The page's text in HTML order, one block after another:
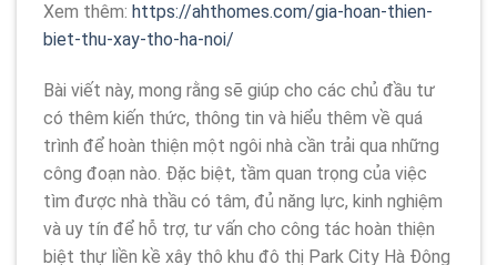
Xem thêm: https://ahthomes.com/gia-hoan-thien-
biet-thu-xay-tho-ha-noi/
Bài viết này, mong rằng sẽ giúp cho các chủ đầu tư
có thêm kiến thức, thông tin và hiểu thêm về quá
trình để hoàn thiện một ngôi nhà cần trải qua những
công đoạn nào. Đặc biệt, tầm quan trọng của việc
tìm được nhà thầu có tâm, đủ năng lực, kinh nghiệm
và uy tín để hỗ trợ, tư vấn cho công tác hoàn thiện
biệt thự liền kề xây thô khu đô thị Park City Hà Đông